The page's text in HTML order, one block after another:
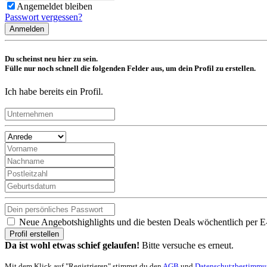
Angemeldet bleiben
Passwort vergessen?
Anmelden
Du scheinst neu hier zu sein.
Fülle nur noch schnell die folgenden Felder aus, um dein Profil zu erstellen.
Ich habe bereits ein Profil.
Neue Angebotshighlights und die besten Deals wöchentlich per
Profil erstellen
Da ist wohl etwas schief gelaufen! Bitte versuche es erneut.